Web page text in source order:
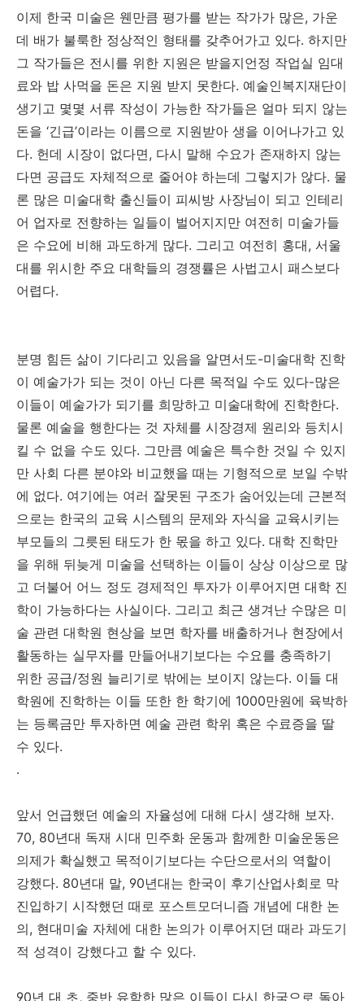
이제 한국 미술은 웬만큼 평가를 받는 작가가 많은, 가운
데 배가 불룩한 정상적인 형태를 갖추어가고 있다. 하지만
그 작가들은 전시를 위한 지원은 받을지언정 작업실 임대
료와 밥 사먹을 돈은 지원 받지 못한다. 예술인복지재단이
생기고 몇몇 서류 작성이 가능한 작가들은 얼마 되지 않는
돈을 ‘긴급’이라는 이름으로 지원받아 생을 이어나가고 있
다. 헌데 시장이 없다면, 다시 말해 수요가 존재하지 않는
다면 공급도 자체적으로 줄어야 하는데 그렇지가 않다. 물
론 많은 미술대학 출신들이 피씨방 사장님이 되고 인테리
어 업자로 전향하는 일들이 벌어지지만 여전히 미술가들
은 수요에 비해 과도하게 많다. 그리고 여전히 홍대, 서울
대를 위시한 주요 대학들의 경쟁률은 사법고시 패스보다
어렵다.
분명 힘든 삶이 기다리고 있음을 알면서도-미술대학 진학
이 예술가가 되는 것이 아닌 다른 목적일 수도 있다-많은
이들이 예술가가 되기를 희망하고 미술대학에 진학한다.
물론 예술을 행한다는 것 자체를 시장경제 원리와 등치시
킬 수 없을 수도 있다. 그만큼 예술은 특수한 것일 수 있지
만 사회 다른 분야와 비교했을 때는 기형적으로 보일 수밖
에 없다. 여기에는 여러 잘못된 구조가 숨어있는데 근본적
으로는 한국의 교육 시스템의 문제와 자식을 교육시키는
부모들의 그릇된 태도가 한 몫을 하고 있다. 대학 진학만
을 위해 뒤늦게 미술을 선택하는 이들이 상상 이상으로 많
고 더불어 어느 정도 경제적인 투자가 이루어지면 대학 진
학이 가능하다는 사실이다. 그리고 최근 생겨난 수많은 미
술 관련 대학원 현상을 보면 학자를 배출하거나 현장에서
활동하는 실무자를 만들어내기보다는 수요를 충족하기
위한 공급/정원 늘리기로 밖에는 보이지 않는다. 이들 대
학원에 진학하는 이들 또한 한 학기에 1000만원에 육박하
는 등록금만 투자하면 예술 관련 학위 혹은 수료증을 딸
수 있다.
.
앞서 언급했던 예술의 자율성에 대해 다시 생각해 보자.
70, 80년대 독재 시대 민주화 운동과 함께한 미술운동은
의제가 확실했고 목적이기보다는 수단으로서의 역할이
강했다. 80년대 말, 90년대는 한국이 후기산업사회로 막
진입하기 시작했던 때로 포스트모더니즘 개념에 대한 논
의, 현대미술 자체에 대한 논의가 이루어지던 때라 과도기
적 성격이 강했다고 할 수 있다.
90년 대 초, 중반 유학한 많은 이들이 다시 한국으로 돌아